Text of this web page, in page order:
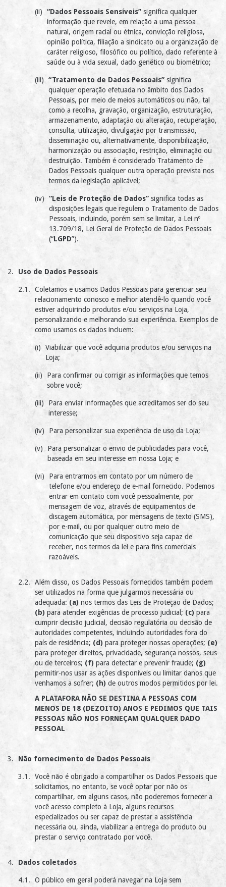
“Dados Pessoais Sensíveis” significa qualquer
informação que revele, em relação a uma pessoa
natural, origem racial ou étnica, convicção religiosa,
opinião política, filiação a sindicato ou a organização de
caráter religioso, filosófico ou político, dado referente à
saúde ou à vida sexual, dado genético ou biométrico;
“Tratamento de Dados Pessoais” significa
qualquer operação efetuada no âmbito dos Dados
Pessoais, por meio de meios automáticos ou não, tal
como a recolha, gravação, organização, estruturação,
armazenamento, adaptação ou alteração, recuperação,
consulta, utilização, divulgação por transmissão,
disseminação ou, alternativamente, disponibilização,
harmonização ou associação, restrição, eliminação ou
destruição. Também é considerado Tratamento de
Dados Pessoais qualquer outra operação prevista nos
termos da legislação aplicável;
“Leis de Proteção de Dados” significa todas as
disposições legais que regulem o Tratamento de Dados
Pessoais, incluindo, porém sem se limitar, a Lei nº
13.709/18, Lei Geral de Proteção de Dados Pessoais
(“LGPD”).
Uso de Dados Pessoais
Coletamos e usamos Dados Pessoais para gerenciar seu
relacionamento conosco e melhor atendê-lo quando você
estiver adquirindo produtos e/ou serviços na Loja,
personalizando e melhorando sua experiência. Exemplos de
como usamos os dados incluem:
Viabilizar que você adquiria produtos e/ou serviços na
Loja;
Para confirmar ou corrigir as informações que temos
sobre você;
Para enviar informações que acreditamos ser do seu
interesse;
Para personalizar sua experiência de uso da Loja;
Para personalizar o envio de publicidades para você,
baseada em seu interesse em nossa Loja; e
Para entrarmos em contato por um número de
telefone e/ou endereço de e-mail fornecido. Podemos
entrar em contato com você pessoalmente, por
mensagem de voz, através de equipamentos de
discagem automática, por mensagens de texto (SMS),
por e-mail, ou por qualquer outro meio de
comunicação que seu dispositivo seja capaz de
receber, nos termos da lei e para fins comerciais
razoáveis.
Além disso, os Dados Pessoais fornecidos também podem
ser utilizados na forma que julgarmos necessária ou
adequada: (a) nos termos das Leis de Proteção de Dados;
(b) para atender exigências de processo judicial; (c) para
cumprir decisão judicial, decisão regulatória ou decisão de
autoridades competentes, incluindo autoridades fora do
país de residência; (d) para proteger nossas operações; (e)
para proteger direitos, privacidade, segurança nossos, seus
ou de terceiros; (f) para detectar e prevenir fraude; (g)
permitir-nos usar as ações disponíveis ou limitar danos que
venhamos a sofrer; (h) de outros modos permitidos por lei.
A PLATAFORA NÃO SE DESTINA A PESSOAS COM
MENOS DE 18 (DEZOITO) ANOS E PEDIMOS QUE TAIS
PESSOAS NÃO NOS FORNEÇAM QUALQUER DADO
PESSOAL
Não fornecimento de Dados Pessoais
Você não é obrigado a compartilhar os Dados Pessoais que
solicitamos, no entanto, se você optar por não os
compartilhar, em alguns casos, não poderemos fornecer a
você acesso completo à Loja, alguns recursos
especializados ou ser capaz de prestar a assistência
necessária ou, ainda, viabilizar a entrega do produto ou
prestar o serviço contratado por você.
Dados coletados
O público em geral poderá navegar na Loja sem